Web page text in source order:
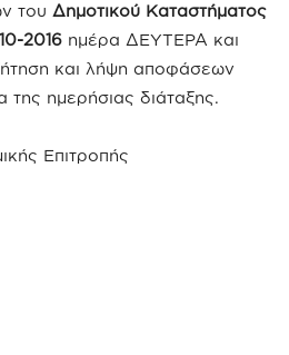
του Δημοτικού Καταστήματος
2016 ημέρα ΔΕΥΤΕΡΑ και
και λήψη αποφάσεων
ημερήσιας διάταξης.
Επιτροπής